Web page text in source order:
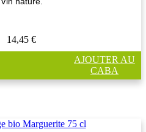
14,45 €
AJOUTER AU
CABA